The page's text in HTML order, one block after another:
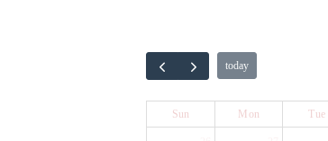
today
Sun Mon Tue